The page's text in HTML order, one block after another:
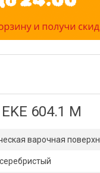
604.1 M
варочная